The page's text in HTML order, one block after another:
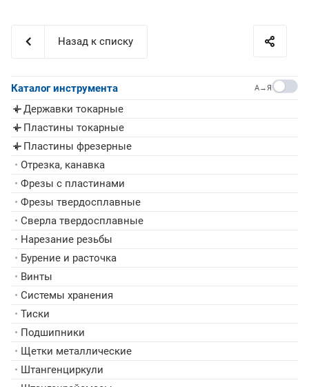
Назад к списку
Каталог инструмента A→Я
▸ Державки токарные
▸ Пластины токарные
▸ Пластины фрезерные
• Отрезка, канавка
• Фрезы с пластинами
• Фрезы твердосплавные
• Сверла твердосплавные
• Нарезание резьбы
• Бурение и расточка
• Винты
• Системы хранения
• Тиски
• Подшипники
• Щетки металлические
• Штангенциркули